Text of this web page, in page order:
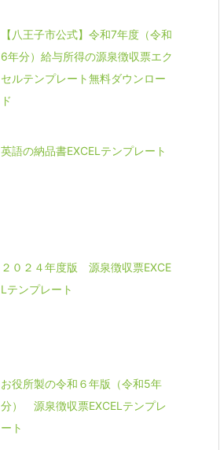
【八王子市公式】令和7年度（令和
6年分）給与所得の源泉徴収票エク
セルテンプレート無料ダウンロー
ド
英語の納品書EXCELテンプレート
２０２４年度版 源泉徴収票EXCE
Lテンプレート
お役所製の令和６年版（令和5年
分） 源泉徴収票EXCELテンプレ
ート